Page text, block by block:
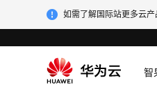
如需了解国际站更多云产
智